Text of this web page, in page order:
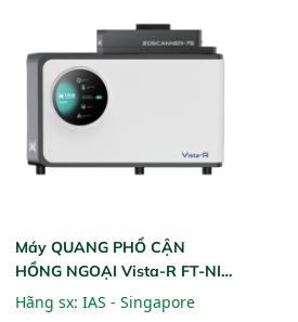
liệu để tăng chỉ số ROI cho doanh
nghiệp.
Máy QUANG PHỔ CẬN
HỒNG NGOẠI Vista-R FT-NIR
(Vista-R FT-NIR Analyzer)
Hãng sx: IAS - Singapore